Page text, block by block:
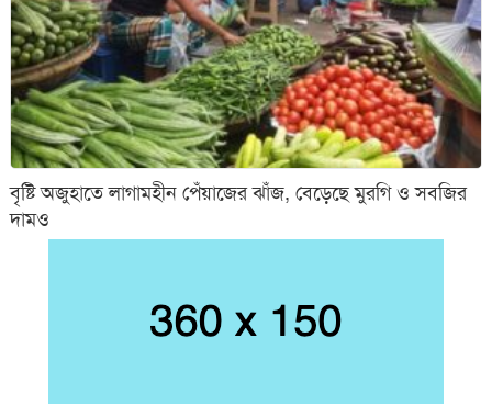
বৃষ্টি অজুহাতে লাগামহীন পেঁয়াজের ঝাঁজ, বেড়েছে মুরগি ও সবজির
দামও